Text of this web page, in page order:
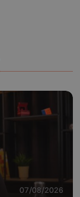
07/08/2026